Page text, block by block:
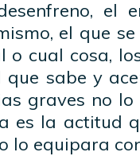
el
el que
o cual cosa,
sabe y
graves no
es la actitud
lo equipara